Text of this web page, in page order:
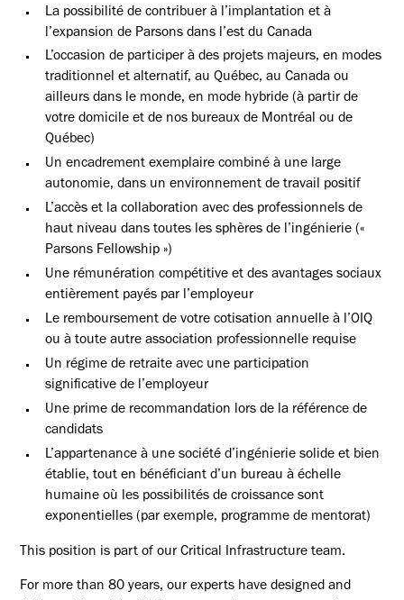
La possibilité de contribuer à l’implantation et à
l’expansion de Parsons dans l’est du Canada
L’occasion de participer à des projets majeurs, en modes
traditionnel et alternatif, au Québec, au Canada ou
ailleurs dans le monde, en mode hybride (à partir de
votre domicile et de nos bureaux de Montréal ou de
Québec)
Un encadrement exemplaire combiné à une large
autonomie, dans un environnement de travail positif
L’accès et la collaboration avec des professionnels de
haut niveau dans toutes les sphères de l’ingénierie («
Parsons Fellowship »)
Une rémunération compétitive et des avantages sociaux
entièrement payés par l’employeur
Le remboursement de votre cotisation annuelle à l’OIQ
ou à toute autre association professionnelle requise
Un régime de retraite avec une participation
significative de l’employeur
Une prime de recommandation lors de la référence de
candidats
L’appartenance à une société d’ingénierie solide et bien
établie, tout en bénéficiant d’un bureau à échelle
humaine où les possibilités de croissance sont
exponentielles (par exemple, programme de mentorat)
This position is part of our Critical Infrastructure team.
For more than 80 years, our experts have designed and